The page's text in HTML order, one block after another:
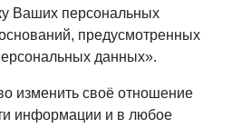
Ваших персональных
предусмотренных
данных».
изменить своё отношение
информации и в любое